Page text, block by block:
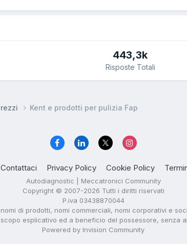
443,3k
Risposte Totali
Kent e prodotti per pulizia Fap
Contattaci Privacy Policy Cookie Policy
Autodiagnostic | Meccatronici Community
Copyright © 2007-2026 Tutti i diritti riservati
P.iva 03438870044
di prodotti, nomi commerciali, nomi corporativi e
esplicativo ed a beneficio del possessore, senza
Powered by Invision Community